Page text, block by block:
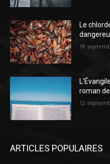
Le
18
roman
12
ARTICLES POPULAIRES